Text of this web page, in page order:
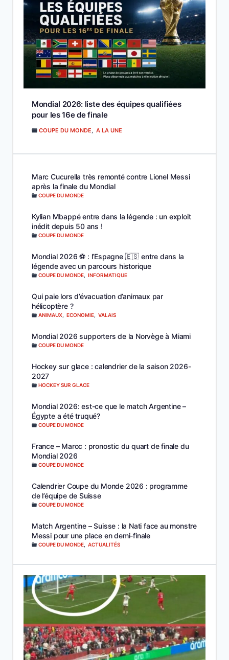
Mondial 2026: liste des équipes qualifiées
pour les 16e de finale
COUPE DU MONDE, A LA UNE
Marc Cucurella très remonté contre Lionel Messi
après la finale du Mondial
COUPE DU MONDE
Kylian Mbappé entre dans la légende : un exploit
inédit depuis 50 ans !
COUPE DU MONDE
Mondial 2026 ⚽️ : l’Espagne 🇪🇸 entre dans la
légende avec un parcours historique
COUPE DU MONDE INFORMATIQUE
Qui paie lors d’évacuation d’animaux par
hélicoptère ?
ANIMAUX ECONOMIE VALAIS
Mondial 2026 supporters de la Norvège à Miami
COUPE DU MONDE
Hockey sur glace : calendrier de la saison 2026-
2027
HOCKEY SUR GLACE
Mondial 2026: est-ce que le match Argentine –
Égypte a été truqué?
COUPE DU MONDE
France – Maroc : pronostic du quart de finale du
Mondial 2026
COUPE DU MONDE
Calendrier Coupe du Monde 2026 : programme
de l’équipe de Suisse
COUPE DU MONDE
Match Argentine – Suisse : la Nati face au monstre
Messi pour une place en demi-finale
COUPE DU MONDE ACTUALITÉS